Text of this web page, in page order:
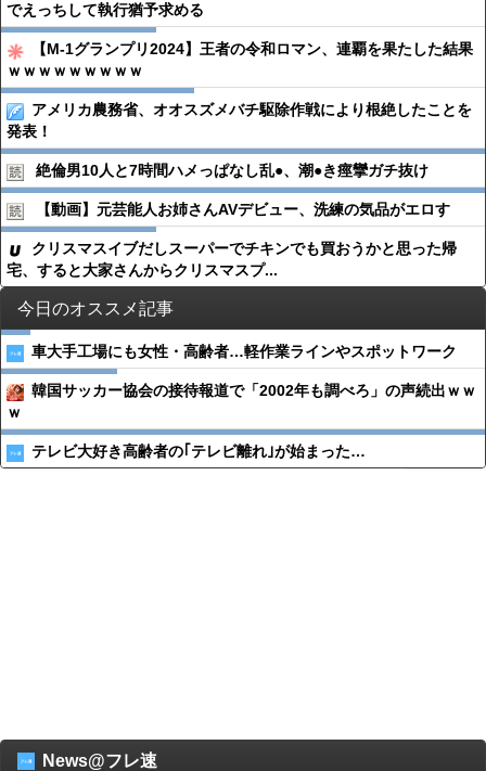
でえっちして執行猶予求める
【M-1グランプリ2024】王者の令和ロマン、連覇を果たした結果
ｗｗｗｗｗｗｗｗｗ
アメリカ農務省、オオスズメバチ駆除作戦により根絶したことを
発表！
絶倫男10人と7時間ハメっぱなし乱●︎、潮●︎き痙攣ガチ抜け
【動画】元芸能人お姉さんAVデビュー、洗練の気品がエロす
クリスマスイブだしスーパーでチキンでも買おうかと思った帰
宅、すると大家さんからクリスマスプ...
今日のオススメ記事
車大手工場にも女性・高齢者…軽作業ラインやスポットワーク
韓国サッカー協会の接待報道で「2002年も調べろ」の声続出ｗｗ
ｗ
テレビ大好き高齢者の｢テレビ離れ｣が始まった…
News@フレ速